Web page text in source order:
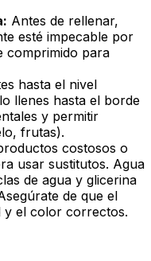
Antes de rellenar,
esté impecable por
comprimido para
hasta el nivel
llenes hasta el borde
y permitir
frutas).
costosos o
usar sustitutos. Agua
de agua y glicerina
de que el
y el color correctos.